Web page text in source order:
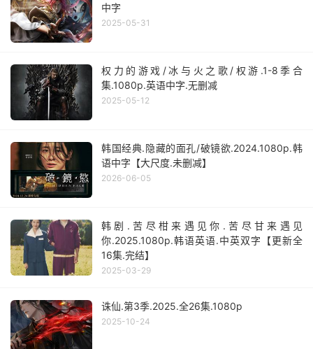
中字
2025-05-31
权力的游戏/冰与火之歌/权游.1-8季合
集.1080p.英语中字.无删减
2025-05-12
韩国经典.隐藏的面孔/破镜欲.2024.1080p.韩
语中字【大尺度.未删减】
2026-06-05
韩剧.苦尽柑来遇见你.苦尽甘来遇见
你.2025.1080p.韩语英语.中英双字【更新全
16集.完结】
2025-03-29
诛仙.第3季.2025.全26集.1080p
2025-10-24